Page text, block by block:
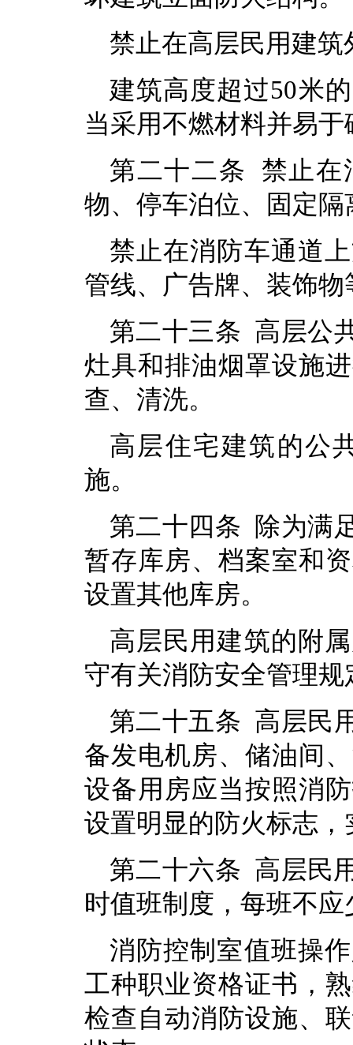
禁止在高层民用建
建筑高度超过50米
当采用不燃材料并易于
第二十二条 禁止在
物、停车泊位、固定
禁止在消防车通道
管线、广告牌、装饰物
第二十三条 高层公
灶具和排油烟罩设施
查、清洗。
高层住宅建筑的公
施。
第二十四条 除为满
暂存库房、档案室和
设置其他库房。
高层民用建筑的附
守有关消防安全管理规
第二十五条 高层民
备发电机房、储油间
设备用房应当按照消
设置明显的防火标志
第二十六条 高层民
时值班制度，每班不
消防控制室值班操
工种职业资格证书，
检查自动消防设施、